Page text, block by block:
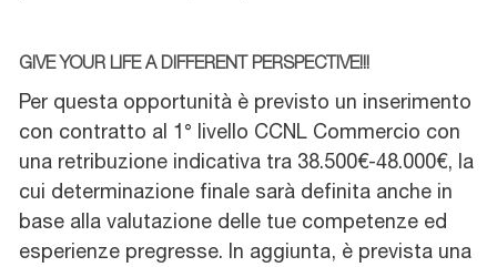
GIVE YOUR LIFE A DIFFERENT PERSPECTIVE!!!
Per questa opportunità è previsto un inserimento
con contratto al 1° livello CCNL Commercio con
una retribuzione indicativa tra 38.500€-48.000€, la
cui determinazione finale sarà definita anche in
base alla valutazione delle tue competenze ed
esperienze pregresse. In aggiunta, è prevista una